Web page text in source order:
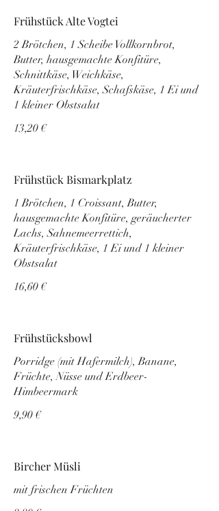
Frühstück Alte Vogtei
2 Brötchen, 1 Scheibe Vollkornbrot,
Butter, hausgemachte Konfitüre,
Schnittkäse, Weichkäse,
Kräuterfrischkäse, Schafskäse, 1 Ei und
1 kleiner Obstsalat
13,20 €
Frühstück Bismarkplatz
1 Brötchen, 1 Croissant, Butter,
hausgemachte Konfitüre, geräucherter
Lachs, Sahnemeerrettich,
Kräuterfrischkäse, 1 Ei und 1 kleiner
Obstsalat
16,60 €
Frühstücksbowl
Porridge (mit Hafermilch), Banane,
Früchte, Nüsse und Erdbeer-
Himbeermark
9,90 €
Bircher Müsli
mit frischen Früchten